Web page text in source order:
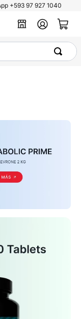
+593 97 927 1040